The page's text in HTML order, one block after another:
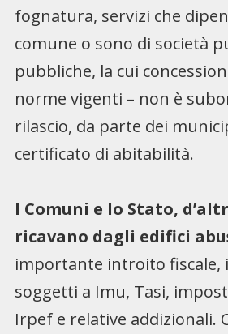
fognatura, servizi che
comune o sono di società
pubbliche, la cui
norme vigenti – non è
rilascio, da parte dei
certificato di abitabilità.
I Comuni e lo Stato,
ricavano dagli edifici
importante introito fiscale,
soggetti a Imu, Tasi,
Irpef e relative addizionali.